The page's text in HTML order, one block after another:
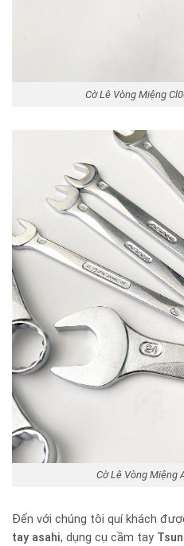
Cờ Lê Vòng Miệng
Cờ Lê Vòng Miệng
Đến với chúng tôi quí khách
tay asahi, dụng cụ cầm tay